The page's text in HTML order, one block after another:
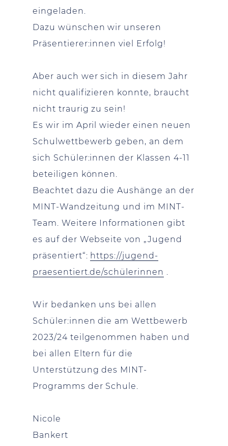
eingeladen.
Dazu wünschen wir unseren
Präsentierer:innen viel Erfolg!
Aber auch wer sich in diesem Jahr
nicht qualifizieren konnte, braucht
nicht traurig zu sein!
Es wir im April wieder einen neuen
Schulwettbewerb geben, an dem
sich Schüler:innen der Klassen 4-11
beteiligen können.
Beachtet dazu die Aushänge an der
MINT-Wandzeitung und im MINT-
Team. Weitere Informationen gibt
es auf der Webseite von „Jugend
präsentiert“: https://jugend-
praesentiert.de/schülerinnen .
Wir bedanken uns bei allen
Schüler:innen die am Wettbewerb
2023/24 teilgenommen haben und
bei allen Eltern für die
Unterstützung des MINT-
Programms der Schule.
Nicole
Bankert